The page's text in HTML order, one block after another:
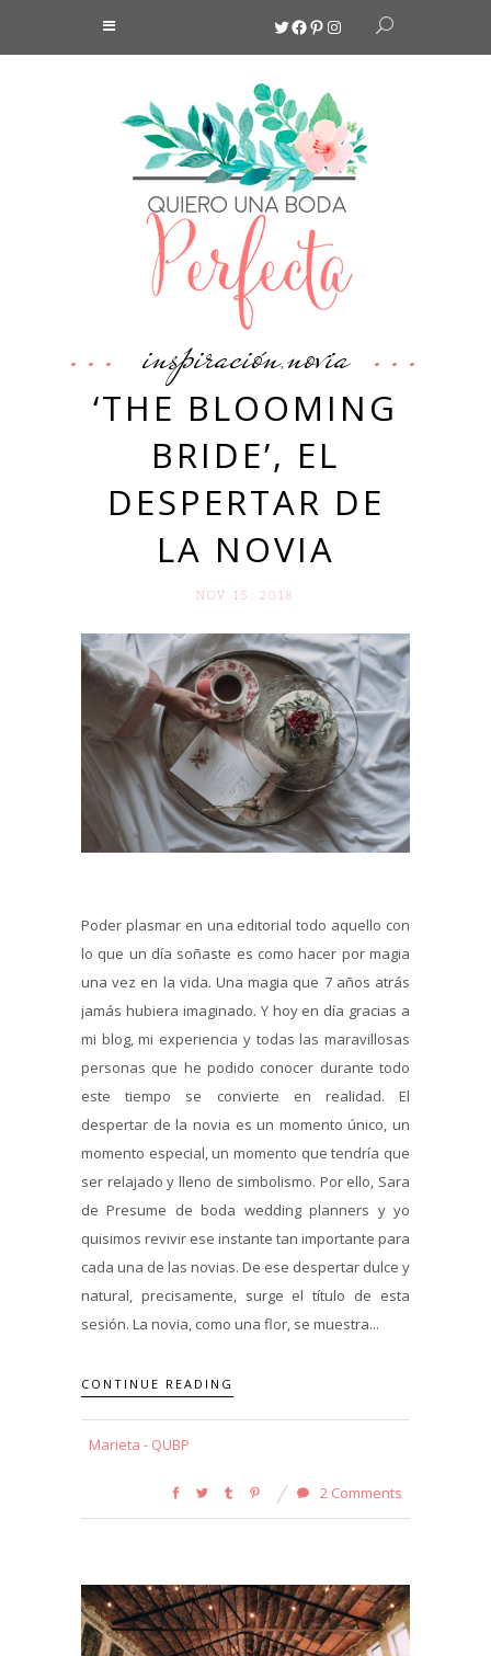
Twitter
Facebook
Pinterest
Instagram
inspiración,novia
‘THE BLOOMING
BRIDE’, EL
DESPERTAR DE
LA NOVIA
NOV 15. 2018
Poder plasmar en una editorial todo aquello con
lo que un día soñaste es como hacer por magia
una vez en la vida. Una magia que 7 años atrás
jamás hubiera imaginado. Y hoy en día gracias a
mi blog, mi experiencia y todas las maravillosas
personas que he podido conocer durante todo
este tiempo se convierte en realidad. El
despertar de la novia es un momento único, un
momento especial, un momento que tendría que
ser relajado y lleno de simbolismo. Por ello, Sara
de Presume de boda wedding planners y yo
quisimos revivir ese instante tan importante para
cada una de las novias. De ese despertar dulce y
natural, precisamente, surge el título de esta
sesión. La novia, como una flor, se muestra...
CONTINUE READING
Marieta - QUBP
2 Comments